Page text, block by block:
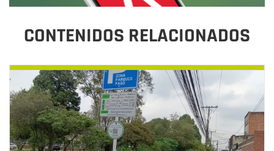
CONTENIDOS RELACIONADOS